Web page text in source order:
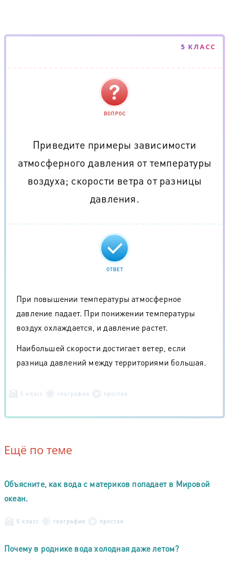
5 КЛАСС
ВОПРОС
Приведите примеры зависимости
атмосферного давления от температуры
воздуха; скорости ветра от разницы
давления.
ОТВЕТ
При повышении температуры атмосферное
давление падает. При понижении температуры
воздух охлаждается, и давление растет.
Наибольшей скорости достигает ветер, если
разница давлений между территориями большая.
5 класс география простая
Ещё по теме
Объясните, как вода с материков попадает в Мировой
океан.
5 класс география простая
Почему в роднике вода холодная даже летом?